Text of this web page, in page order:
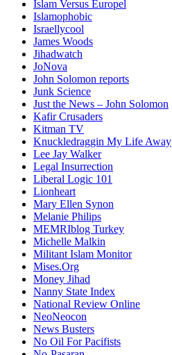
Islam Versus Europel
Islamophobic
Israellycool
James Woods
Jihadwatch
JoNova
John Solomon reports
Junk Science
Just the News – John Solomon
Kafir Crusaders
Kitman TV
Knuckledraggin My Life Away
Lee Jay Walker
Legal Insurrection
Liberal Logic 101
Lionheart
Mary Ellen Synon
Melanie Philips
MEMRIblog Turkey
Michelle Malkin
Militant Islam Monitor
Mises.Org
Money Jihad
Nanny State Index
National Review Online
NeoNeocon
News Busters
No Oil For Pacifists